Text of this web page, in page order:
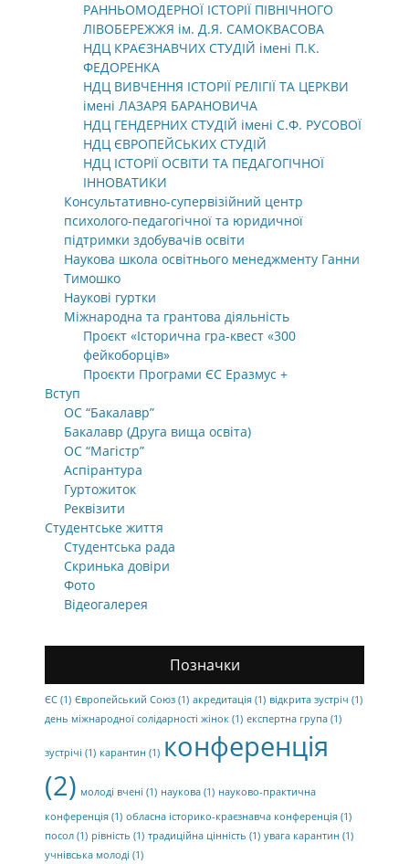
РАННЬОМОДЕРНОЇ ІСТОРІЇ ПІВНІЧНОГО
ЛІВОБЕРЕЖЖЯ ім. Д.Я. САМОКВАСОВА
НДЦ КРАЄЗНАВЧИХ СТУДІЙ імені П.К.
ФЕДОРЕНКА
НДЦ ВИВЧЕННЯ ІСТОРІЇ РЕЛІГІЇ ТА ЦЕРКВИ
імені ЛАЗАРЯ БАРАНОВИЧА
НДЦ ГЕНДЕРНИХ СТУДІЙ імені С.Ф. РУСОВОЇ
НДЦ ЄВРОПЕЙСЬКИХ СТУДІЙ
НДЦ ІСТОРІЇ ОСВІТИ ТА ПЕДАГОГІЧНОЇ
ІННОВАТИКИ
Консультативно-супервізійний центр
психолого-педагогічної та юридичної
підтримки здобувачів освіти
Наукова школа освітнього менеджменту Ганни
Тимошко
Наукові гуртки
Міжнародна та грантова діяльність
Проєкт «Історична гра-квест «300
фейкоборців»
Проєкти Програми ЄС Еразмус +
Вступ
ОС “Бакалавр”
Бакалавр (Друга вища освіта)
ОС “Магістр”
Аспірантура
Гуртожиток
Реквізити
Студентське життя
Студентська рада
Скринька довіри
Фото
Відеогалерея
Позначки
ЄС (1) Європейський Союз (1) акредитація (1) відкрита зустріч (1)
день міжнародної солідарності жінок (1) експертна група (1)
зустрічі (1) карантин (1) конференція
(2) молоді вчені (1) наукова (1) науково-практична
конференція (1) обласна історико-краєзнавча конференція (1)
посол (1) рівність (1) традиційна цінність (1) увага карантин (1)
учнівська молоді (1)